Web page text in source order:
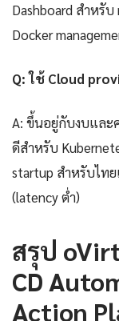
Dashboard สำหรั
Docker
Q: ใช้ Cloud
A: ขึ้นอยู่กับงบและ
ดีสำหรับ
startup สำหรับไทย
(latency ต่ำ)
สรุป
CD
Action